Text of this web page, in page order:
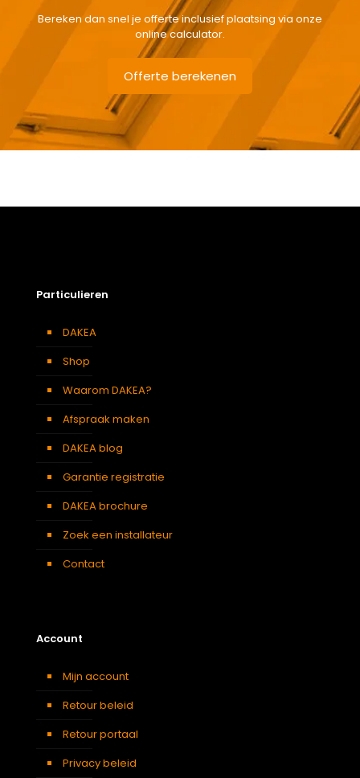
Bereken dan snel je offerte inclusief plaatsing via onze
online calculator.
Offerte berekenen
Particulieren
DAKEA
Shop
Waarom DAKEA?
Afspraak maken
DAKEA blog
Garantie registratie
DAKEA brochure
Zoek een installateur
Contact
Account
Mijn account
Retour beleid
Retour portaal
Privacy beleid